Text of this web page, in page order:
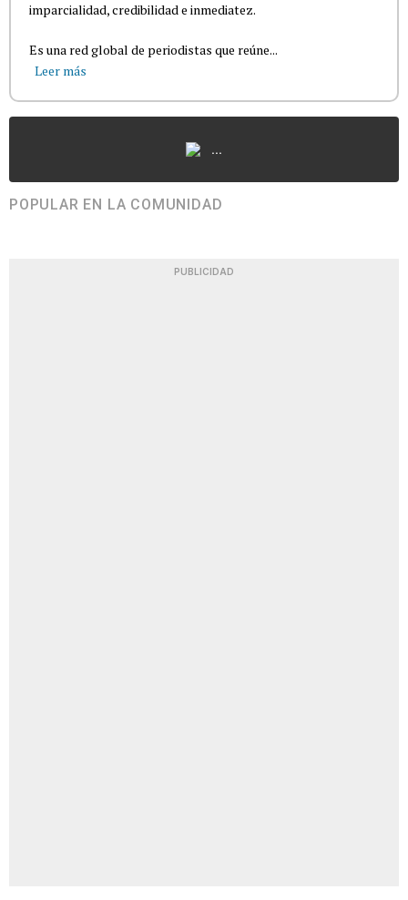
imparcialidad, credibilidad e inmediatez.
Es una red global de periodistas que reúne...
Leer más
...
POPULAR EN LA COMUNIDAD
PUBLICIDAD